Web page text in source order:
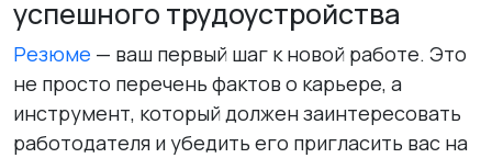
успешного трудоустройства
Резюме — ваш первый шаг к новой работе. Это
не просто перечень фактов о карьере, а
инструмент, который должен заинтересовать
работодателя и убедить его пригласить вас на